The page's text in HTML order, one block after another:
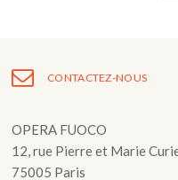
CONTACTEZ-NOUS
OPERA FUOCO
12, rue Pierre et Marie
75005 Paris